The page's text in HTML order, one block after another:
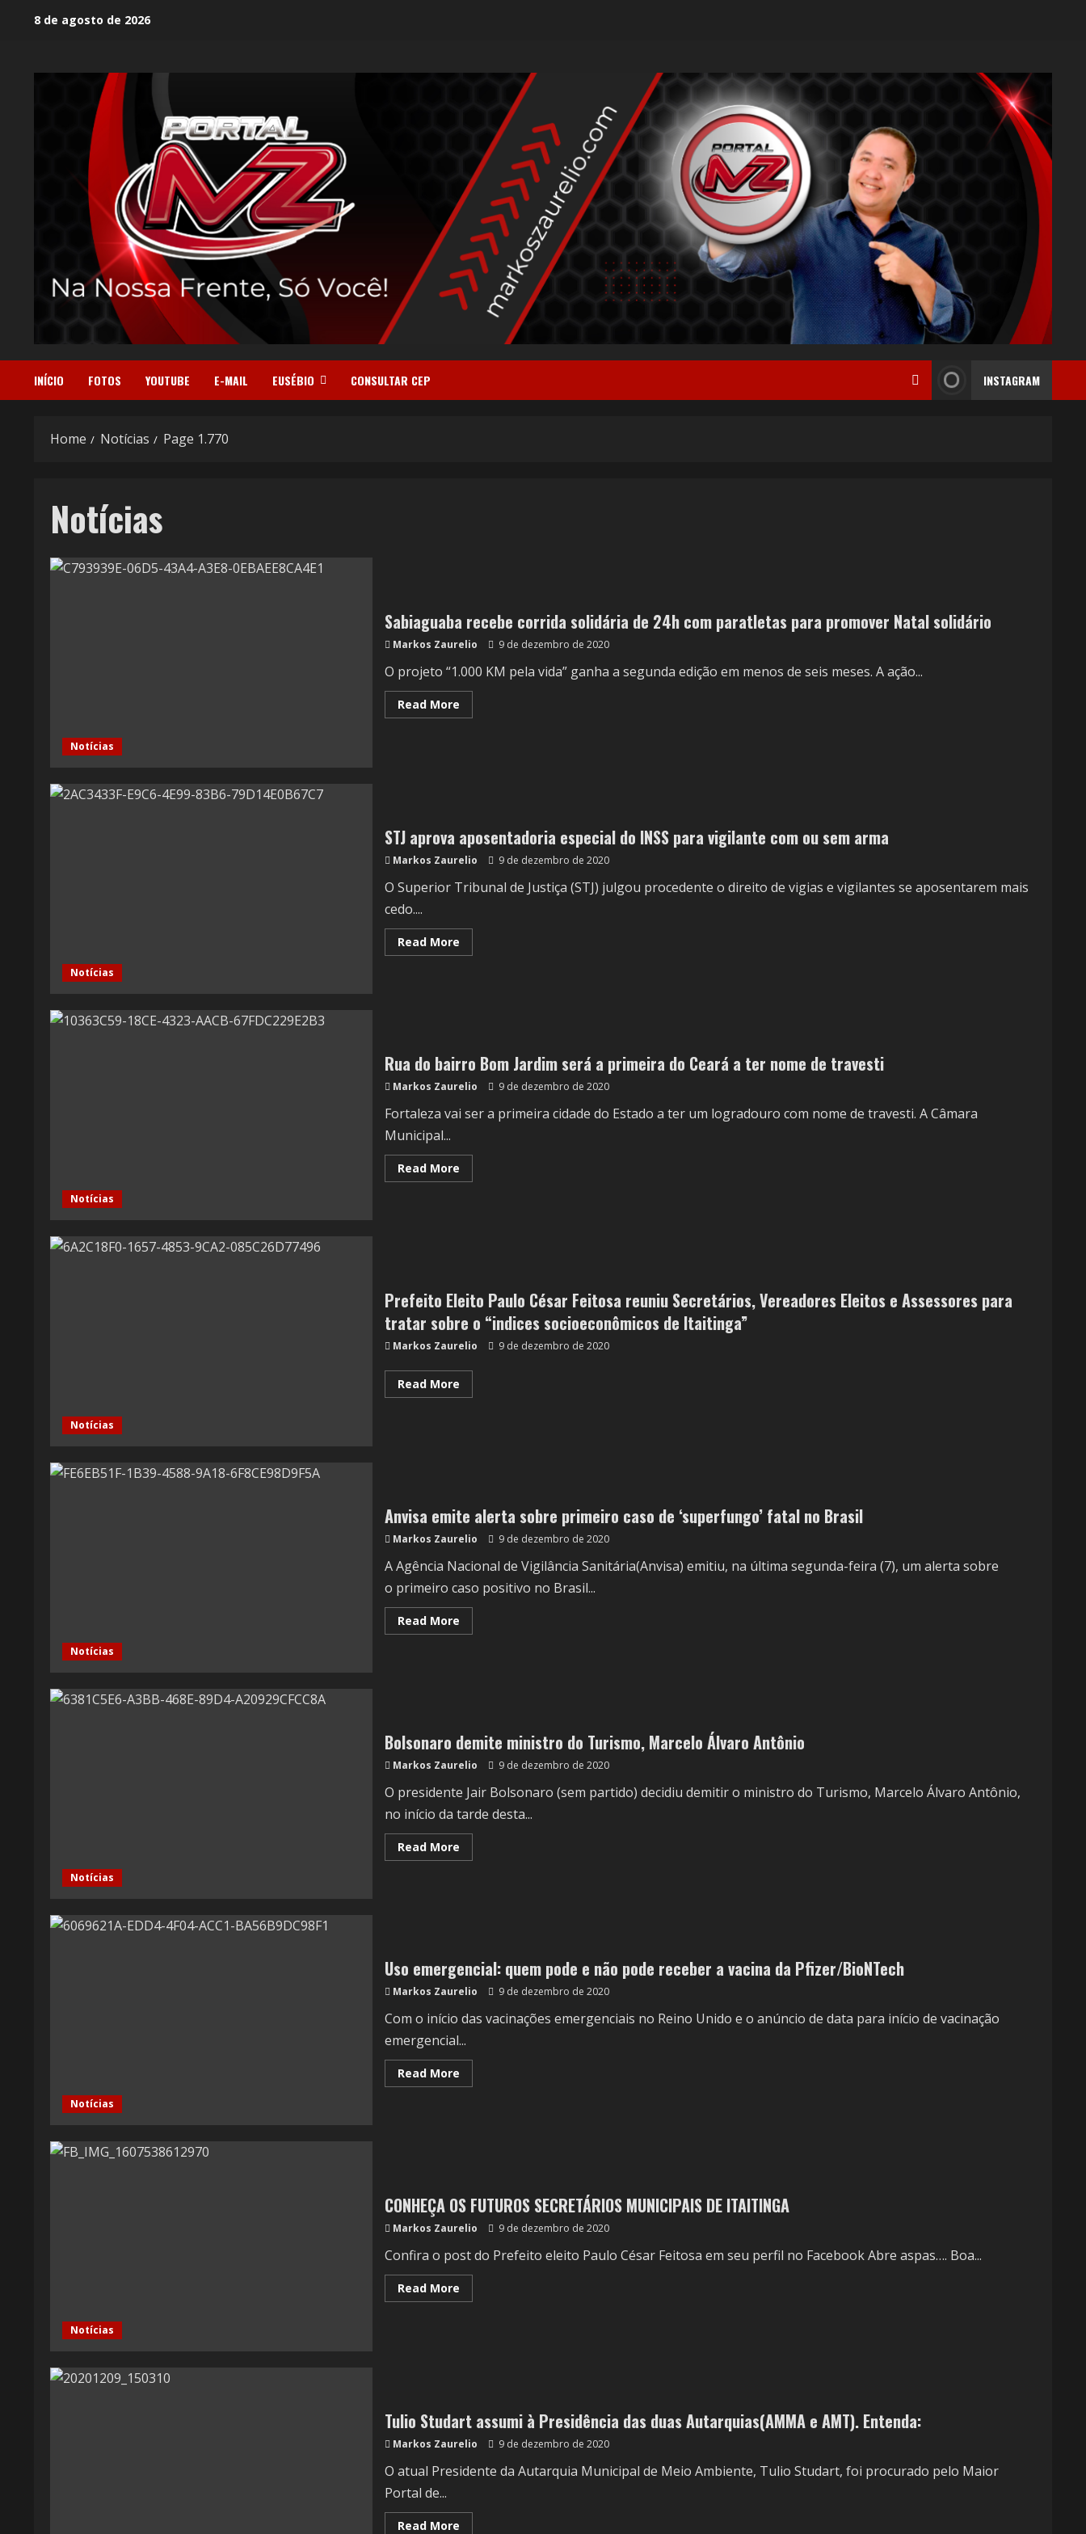
8 de agosto de 2026
INÍCIO FOTOS YOUTUBE E-MAIL EUSÉBIO CONSULTAR CEP INSTAGRAM
Home Notícias Page 1.770
Notícias
Notícias
Sabiaguaba recebe corrida solidária de 24h com paratletas para promover Natal solidário
Markos Zaurelio 9 de dezembro de 2020
O projeto “1.000 KM pela vida” ganha a segunda edição em menos de seis meses. A ação...
Read More
Notícias
STJ aprova aposentadoria especial do INSS para vigilante com ou sem arma
Markos Zaurelio 9 de dezembro de 2020
O Superior Tribunal de Justiça (STJ) julgou procedente o direito de vigias e vigilantes se aposentarem mais
cedo....
Read More
Notícias
Rua do bairro Bom Jardim será a primeira do Ceará a ter nome de travesti
Markos Zaurelio 9 de dezembro de 2020
Fortaleza vai ser a primeira cidade do Estado a ter um logradouro com nome de travesti. A Câmara
Municipal...
Read More
Notícias
Prefeito Eleito Paulo César Feitosa reuniu Secretários, Vereadores Eleitos e Assessores para
tratar sobre o “indices socioeconômicos de Itaitinga”
Markos Zaurelio 9 de dezembro de 2020
Read More
Notícias
Anvisa emite alerta sobre primeiro caso de ‘superfungo’ fatal no Brasil
Markos Zaurelio 9 de dezembro de 2020
A Agência Nacional de Vigilância Sanitária(Anvisa) emitiu, na última segunda-feira (7), um alerta sobre
o primeiro caso positivo no Brasil...
Read More
Notícias
Bolsonaro demite ministro do Turismo, Marcelo Álvaro Antônio
Markos Zaurelio 9 de dezembro de 2020
O presidente Jair Bolsonaro (sem partido) decidiu demitir o ministro do Turismo, Marcelo Álvaro Antônio,
no início da tarde desta...
Read More
Notícias
Uso emergencial: quem pode e não pode receber a vacina da Pfizer/BioNTech
Markos Zaurelio 9 de dezembro de 2020
Com o início das vacinações emergenciais no Reino Unido e o anúncio de data para início de vacinação
emergencial...
Read More
Notícias
CONHEÇA OS FUTUROS SECRETÁRIOS MUNICIPAIS DE ITAITINGA
Markos Zaurelio 9 de dezembro de 2020
Confira o post do Prefeito eleito Paulo César Feitosa em seu perfil no Facebook Abre aspas…. Boa...
Read More
Tulio Studart assumi à Presidência das duas Autarquias(AMMA e AMT). Entenda:
Markos Zaurelio 9 de dezembro de 2020
O atual Presidente da Autarquia Municipal de Meio Ambiente, Tulio Studart, foi procurado pelo Maior
Portal de...
Read More